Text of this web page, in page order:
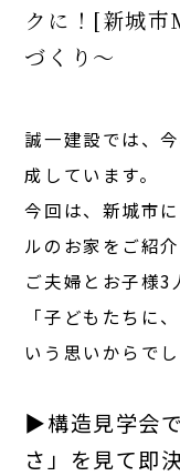
クに！[新城
づくり〜
誠一建設では、
成しています。
今回は、新城市
ルのお家をご紹
ご夫婦とお子様3
「子どもたちに
いう思いからでし
▶︎構造見学会
さ」を見て即